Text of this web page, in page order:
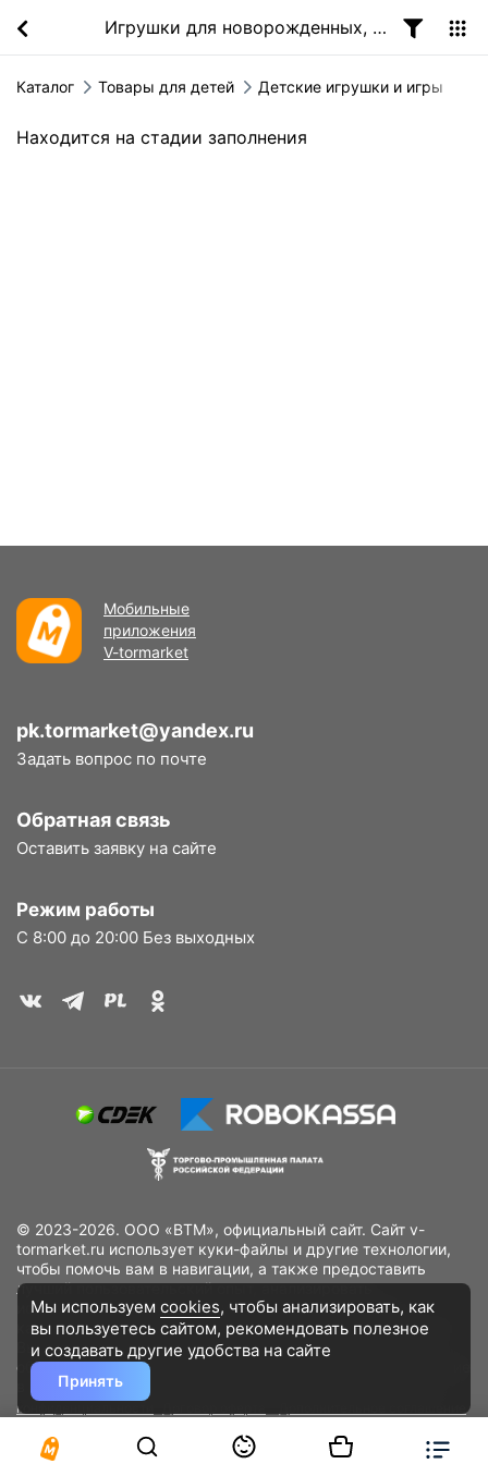
Игрушки для новорожденных, малышей
Каталог Товары для детей Детские игрушки и игры
Находится на стадии заполнения
Мобильные
приложения
V-tormarket
pk.tormarket@yandex.ru
Задать вопрос по почте
Обратная связь
Оставить заявку на сайте
Режим работы
С 8:00 до 20:00 Без выходных
© 2023-2026. ООО «ВТМ», официальный сайт. Сайт v-
tormarket.ru использует куки-файлы и другие технологии,
чтобы помочь вам в навигации, а также предоставить
лучший пользовательский опыт, анализировать
использование наших продуктов и услуг, повысить
качество рекламных и маркетинговых активностей. Если
Вы не хотите, чтобы Ваши пользовательские данные
обрабатывались, пожалуйста, ограничьте их использование
в своём браузере.
конфиденциальности
Разработано DST Global
Мы используем cookies, чтобы анализировать, как
вы пользуетесь сайтом, рекомендовать полезное
и создавать другие удобства на сайте
Принять